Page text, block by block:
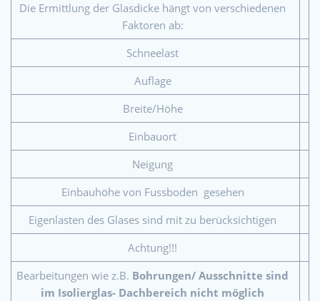
Die Ermittlung der Glasdicke hängt von verschiedenen
Faktoren ab:
Schneelast
Auflage
Breite/Höhe
Einbauort
Neigung
Einbauhöhe von Fussboden gesehen
Eigenlasten des Glases sind mit zu berücksichtigen
Achtung!!!
Bearbeitungen wie z.B. Bohrungen/ Ausschnitte sind
im Isolierglas- Dachbereich nicht möglich